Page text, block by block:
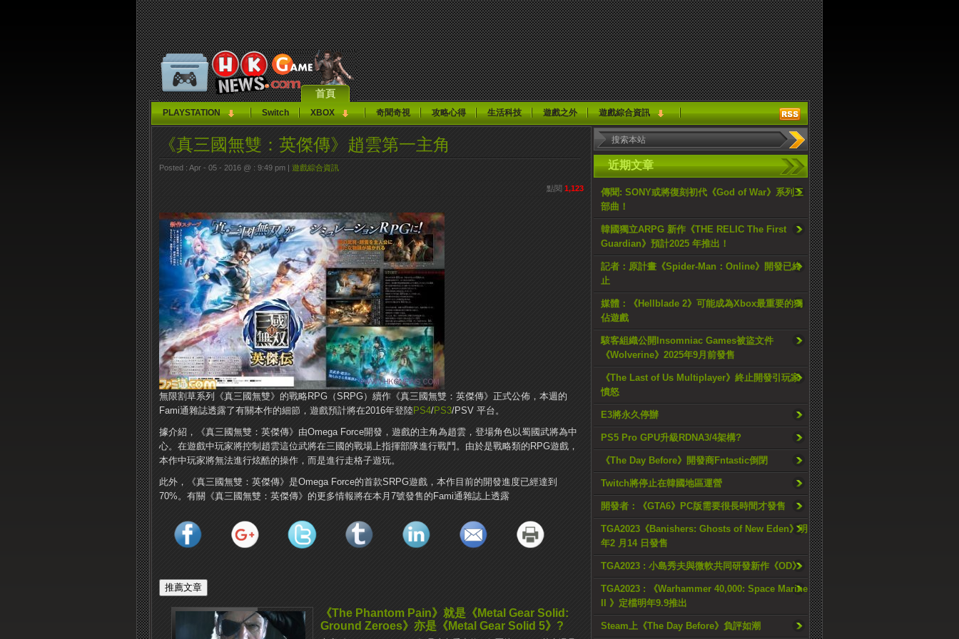
首頁
PLAYSTATION Switch XBOX 奇聞奇視 攻略心得 生活科技 遊戲之外 遊戲綜合資訊
近期文章
傳聞: SONY或將復刻初代《God of War》系列三
部曲！
韓國獨立ARPG 新作《THE RELIC The First
Guardian》預計2025 年推出！
記者：原計畫《Spider-Man：Online》開發已終
止
媒體：《Hellblade 2》可能成為Xbox最重要的獨
佔遊戲
駭客組織公開Insomniac Games被盜文件
《Wolverine》2025年9月前發售
《The Last of Us Multiplayer》終止開發引玩家
憤怒
E3將永久停辦
PS5 Pro GPU升級RDNA3/4架構?
《The Day Before》開發商Fntastic倒閉
Twitch將停止在韓國地區運營
開發者：《GTA6》PC版需要很長時間才發售
TGA2023《Banishers: Ghosts of New Eden》明
年2 月14 日發售
TGA2023 : 小島秀夫與微軟共同研發新作《OD》
TGA2023 : 《Warhammer 40,000: Space Marine
II 》定檔明年9.9推出
Steam上《The Day Before》負評如潮
《真三國無雙：英傑傳》趙雲第一主角
Posted : Apr - 05 - 2016 @ : 9:49 pm | 遊戲綜合資訊
點閱 1,123
無限割草系列《真三國無雙》的戰略RPG（SRPG）續作《真三國無雙：英傑傳》正式公佈，本週的
Fami通雜誌透露了有關本作的細節，遊戲預計將在2016年登陸PS4/PS3/PSV 平台。
據介紹，《真三國無雙：英傑傳》由Omega Force開發，遊戲的主角為趙雲，登場角色以蜀國武將為中
心。在遊戲中玩家將控制趙雲這位武將在三國的戰場上指揮部隊進行戰鬥。由於是戰略類的RPG遊戲，
本作中玩家將無法進行炫酷的操作，而是進行走格子遊玩。
此外，《真三國無雙：英傑傳》是Omega Force的首款SRPG遊戲，本作目前的開發進度已經達到
70%。有關《真三國無雙：英傑傳》的更多情報將在本月7號發售的Fami通雜誌上透露
《The Phantom Pain》就是《Metal Gear Solid:
Ground Zeroes》亦是《Metal Gear Solid 5》?